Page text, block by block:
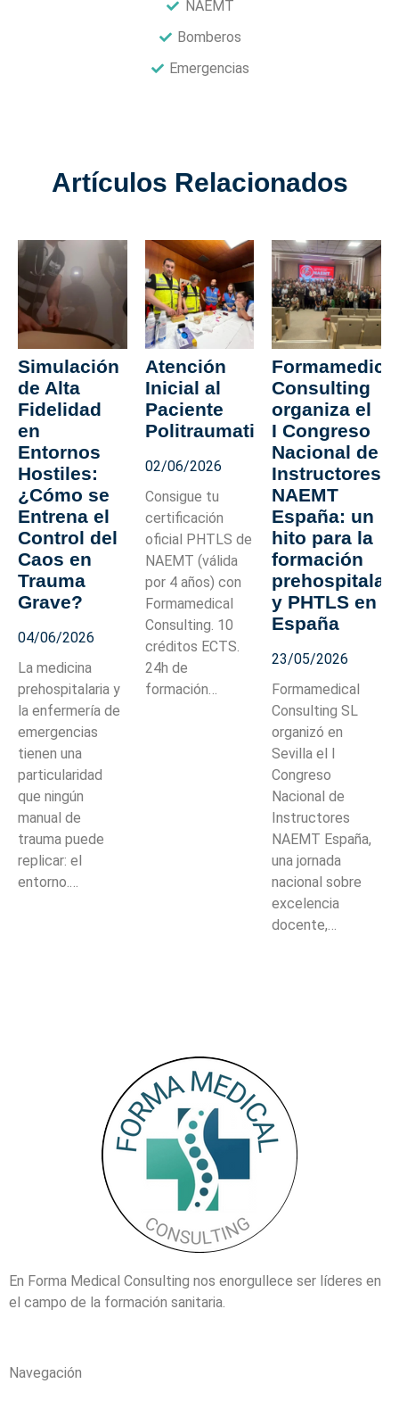
NAEMT
Bomberos
Emergencias
Artículos Relacionados
Simulación
de Alta
Fidelidad
en
Entornos
Hostiles:
¿Cómo se
Entrena el
Control del
Caos en
Trauma
Grave?
04/06/2026
La medicina
prehospitalaria y
la enfermería de
emergencias
tienen una
particularidad
que ningún
manual de
trauma puede
replicar: el
entorno.…
Atención
Inicial al
Paciente
Politraumatizado
02/06/2026
Consigue tu
certificación
oficial PHTLS de
NAEMT (válida
por 4 años) con
Formamedical
Consulting. 10
créditos ECTS.
24h de
formación…
Consulting
organiza el
I Congreso
Nacional de
Instructores
NAEMT
España: un
hito para la
formación
y PHTLS en
España
23/05/2026
Formamedical
Consulting SL
organizó en
Sevilla el I
Congreso
Nacional de
Instructores
NAEMT España,
una jornada
nacional sobre
excelencia
docente,…
En Forma Medical Consulting nos enorgullece ser líderes en
el campo de la formación sanitaria.
Navegación